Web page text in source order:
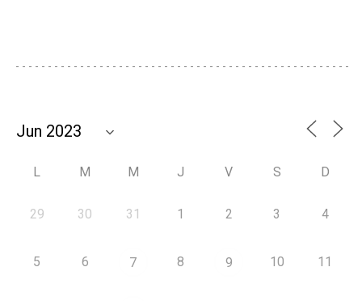
L M M J V S D
29 30 31 1 2 3 4
5 6 7 8 9 10 11